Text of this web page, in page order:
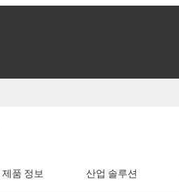
제품 정보 산업 솔루션